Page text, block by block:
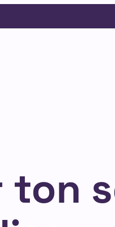
ton